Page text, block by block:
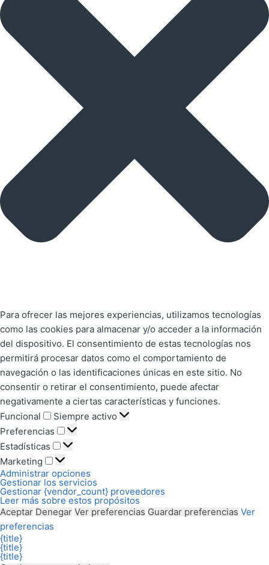
Para ofrecer las mejores experiencias, utilizamos tecnologías
como las cookies para almacenar y/o acceder a la información
del dispositivo. El consentimiento de estas tecnologías nos
permitirá procesar datos como el comportamiento de
navegación o las identificaciones únicas en este sitio. No
consentir o retirar el consentimiento, puede afectar
negativamente a ciertas características y funciones.
Funcional
Siempre activo
Preferencias
Estadísticas
Marketing
Administrar opciones
Gestionar los servicios
Gestionar {vendor_count} proveedores
Leer más sobre estos propósitos
Aceptar Denegar Ver preferencias Guardar preferencias Ver
preferencias
{title}
{title}
{title}